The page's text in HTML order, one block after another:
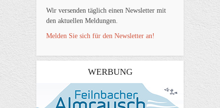
Wir versenden täglich einen Newsletter mit
den aktuellen Meldungen.
Melden Sie sich für den Newsletter an!
WERBUNG